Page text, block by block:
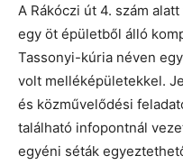
A Rákóczi út 4. szám
egy öt épületből álló
Tassonyi-kúria néven
volt melléképületekkel.
és közművelődési
található infopontnál
egyéni séták